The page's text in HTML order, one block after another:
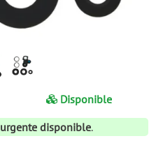
Disponible
urgente disponible.